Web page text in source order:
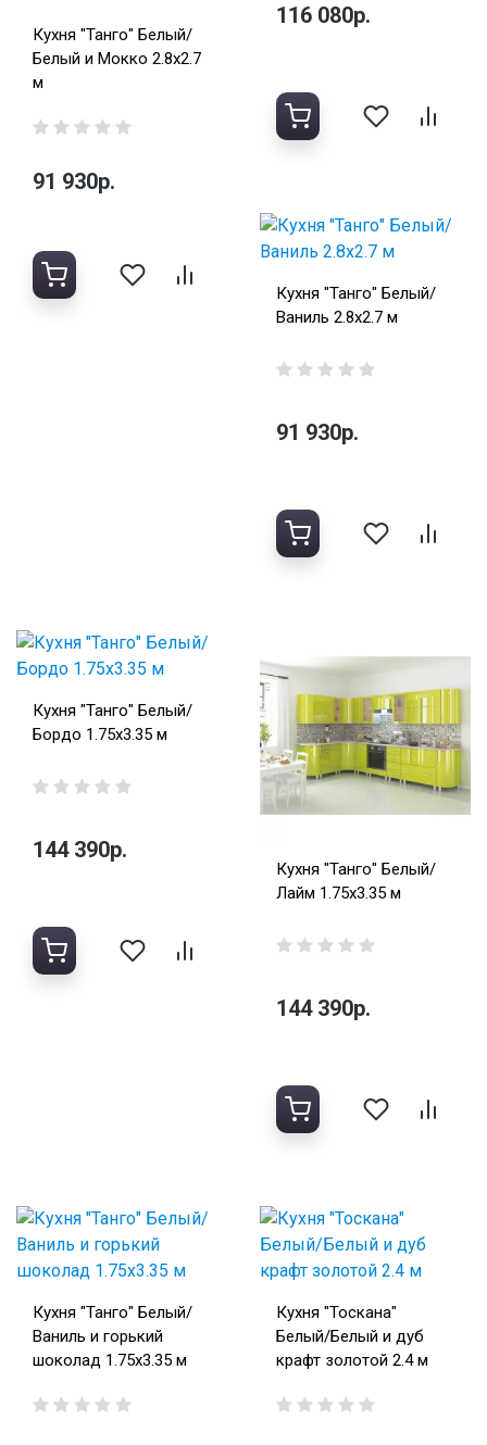
Кухня "Танго" Белый/
Белый и Мокко 2.8х2.7
м
91 930р.
116 080р.
Кухня "Танго" Белый/
Ваниль 2.8х2.7 м
91 930р.
Кухня "Танго" Белый/
Бордо 1.75х3.35 м
144 390р.
Кухня "Танго" Белый/
Лайм 1.75х3.35 м
144 390р.
Кухня "Танго" Белый/
Ваниль и горький
шоколад 1.75х3.35 м
Кухня "Тоскана"
Белый/Белый и дуб
крафт золотой 2.4 м